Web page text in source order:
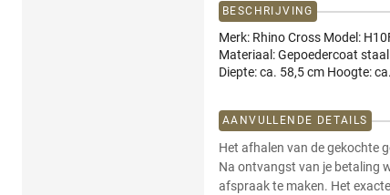
BESCHRIJVING
Merk: Rhino Cross Model:
Materiaal: Gepoedercoat
Diepte: ca. 58,5 cm Hoogte:
AANVULLENDE DETAILS
Het afhalen van de gekochte
Na ontvangst van je betaling
afspraak te maken. Het